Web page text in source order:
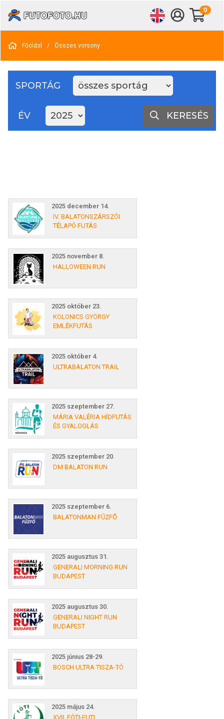
0
Főoldal / Összes verseny
SPORTÁG
ÉV KERESÉS
2025 december 14.
IV. BALATONSZÁRSZÓI
TÉLAPÓ FUTÁS
2025 november 8.
HALLOWEEN RUN
2025 október 23.
KOLONICS GYÖRGY
EMLÉKFUTÁS
2025 október 4.
ULTRABALATON TRAIL
2025 szeptember 27.
MÁRIA VALÉRIA HÍDFUTÁS
ÉS GYALOGLÁS
2025 szeptember 20.
DM BALATON RUN
2025 szeptember 6.
BALATONMAN FŰZFŐ
2025 augusztus 31.
GENERALI MORNING RUN
BUDAPEST
2025 augusztus 30.
GENERALI NIGHT RUN
BUDAPEST
2025 június 28-29.
BOSCH ULTRA TISZA-TÓ
2025 május 24.
XVII. FÓTI-FUTI